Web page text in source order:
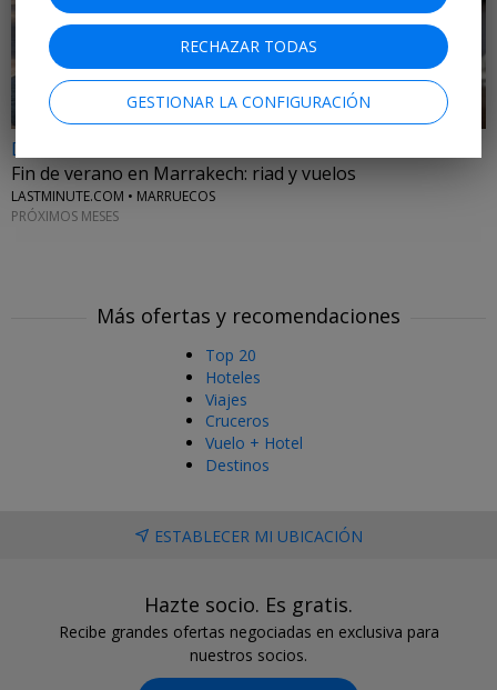
←
Dsd 119€
Fin de verano en Marrakech: riad y vuelos
LASTMINUTE.COM • MARRUECOS
PRÓXIMOS MESES
Más ofertas y recomendaciones
Top 20
Hoteles
Viajes
Cruceros
Vuelo + Hotel
Destinos
ESTABLECER MI UBICACIÓN
Hazte socio. Es gratis.
Recibe grandes ofertas negociadas en exclusiva para
nuestros socios.
RECHAZAR TODAS
GESTIONAR LA CONFIGURACIÓN